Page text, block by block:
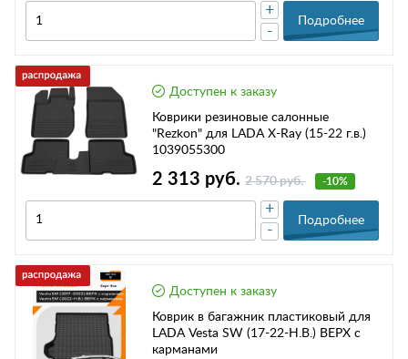
-
+
Подробнее
Доступен к заказу
Коврики резиновые салонные
"Rezkon" для LADA X-Ray (15-22 г.в.)
1039055300
2 313 руб. 2 570 руб. -10%
-
+
Подробнее
Доступен к заказу
Коврик в багажник пластиковый для
LADA Vesta SW (17-22-Н.В.) ВЕРХ с
карманами